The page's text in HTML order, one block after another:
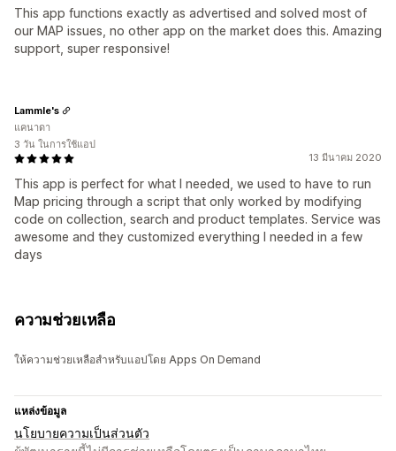
This app functions exactly as advertised and solved most of
our MAP issues, no other app on the market does this. Amazing
support, super responsive!
13 มีนาคม 2020
This app is perfect for what I needed, we used to have to run
Map pricing through a script that only worked by modifying
code on collection, search and product templates. Service was
awesome and they customized everything I needed in a few
days
Lammle's
แคนาดา
3 วัน ในการใช้แอป
ความช่วยเหลือ
ให้ความช่วยเหลือสำหรับแอปโดย Apps On Demand
แหล่งข้อมูล
นโยบายความเป็นส่วนตัว